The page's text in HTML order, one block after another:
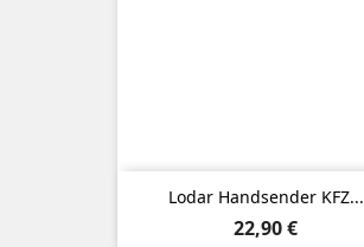
Lodar Handsender KFZ...
Preis
22,90 €